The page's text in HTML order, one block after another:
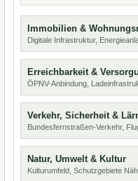
Immobilien &
Digitale Infrastruktur,
Erreichbarkeit &
ÖPNV-Anbindung,
Verkehr, Sicherheit &
Bundesfernstraßen-Verkehr,
Natur, Umwelt & Kultur
Kulturumfeld, Schutzgebiete